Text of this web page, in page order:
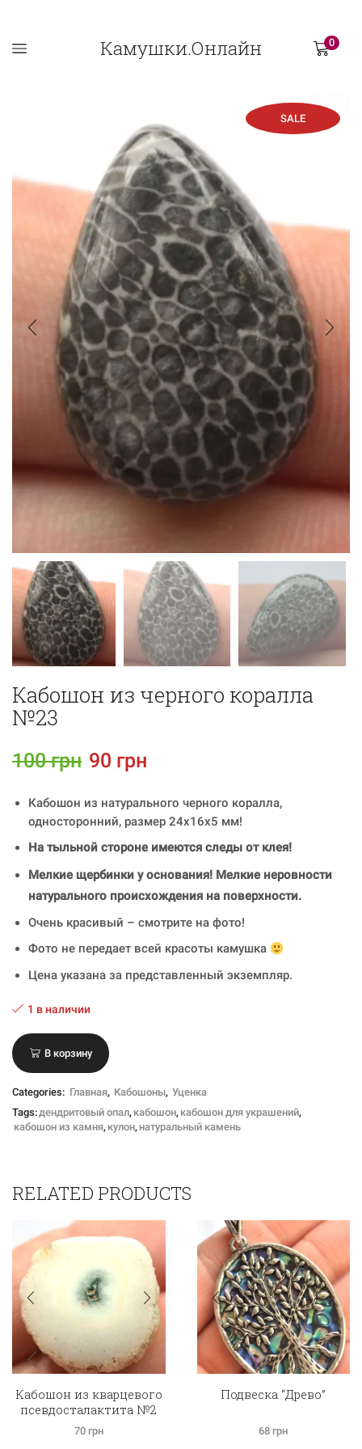
Камушки.Онлайн 0
SALE
Кабошон из черного коралла
№23
100грн 90 грн
Кабошон из натурального черного коралла,
односторонний, размер 24x16x5 мм!
На тыльной стороне имеются следы от клея!
Мелкие щербинки у основания! Мелкие неровности
натурального происхождения на поверхности.
Очень красивый – смотрите на фото!
Фото не передает всей красоты камушка
Цена указана за представленный экземпляр.
1 в наличии
В корзину
Categories: Главная, Кабошоны, Уценка
Tags: дендритовый опал, кабошон, кабошон для украшений,
кабошон из камня, кулон, натуральный камень
RELATED PRODUCTS
Кабошон из кварцевого
псевдосталактита №2
70 грн
Подвеска “Древо”
68 грн